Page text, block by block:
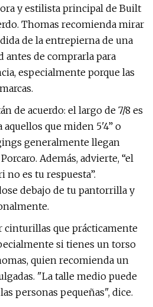
y estilista principal de Built
Thomas recomienda mirar
de la entrepierna de una
antes de comprarla para
especialmente porque las
de acuerdo: el largo de 7/8 es
que miden 5'4” o
generalmente llegan
Además, advierte, “el
no es tu respuesta”.
debajo de tu pantorrilla y
cinturillas que prácticamente
si tienes un torso
quien recomienda un
"La talle medio puede
personas pequeñas", dice.